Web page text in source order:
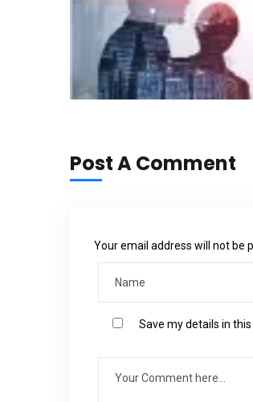
Post A Comment
Your email address will not be
Save my details in